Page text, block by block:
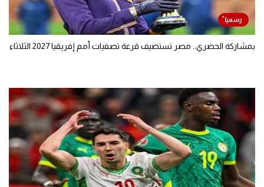
بمشاركة الحضري.. مصر تستضيف قرعة تصفيات أمم إفريقيا 2027 الثلاثاء